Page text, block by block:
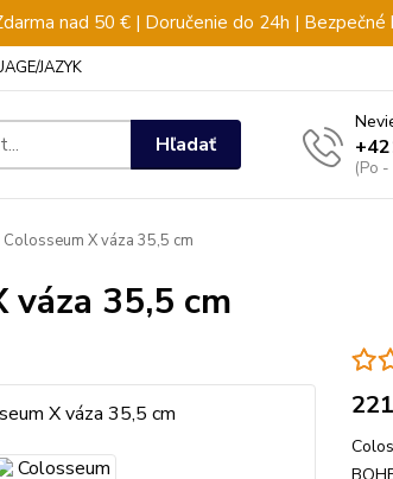
nad 50 € | Doručenie do 24h | Bezpečné
JAZYK
Hľadať
(Po
Colosseum X váza 35,5 cm
váza 35,5 cm